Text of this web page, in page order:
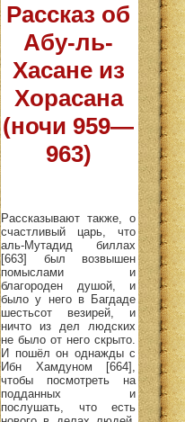
Рассказ об
Абу-ль-
Хасане из
Хорасана
(ночи 959—
963)
Рассказывают также, о
счастливый царь, что
аль-Мутадид биллах
[663] был возвышен
помыслами и
благороден душой, и
было у него в Багдаде
шестьсот везирей, и
ничто из дел людских
не было от него скрыто.
И пошёл он однажды с
Ибн Хамдуном [664],
чтобы посмотреть на
подданных и
послушать, что есть